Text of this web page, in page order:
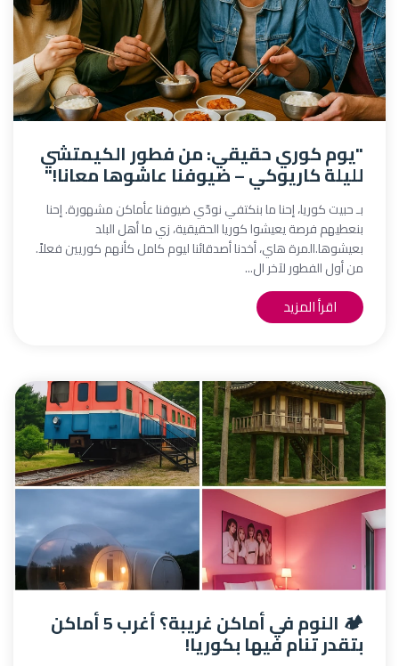
"يوم كوري حقيقي: من فطور الكيمتشي
لليلة كاريوكي – ضيوفنا عاشوها معانا!"
بـ حبيت كوريا، إحنا ما بنكتفي نودّي ضيوفنا عأماكن مشهورة. إحنا
بنعطيهم فرصة يعيشوا كوريا الحقيقية، زي ما أهل البلد
بعيشوها.المرة هاي، أخدنا أصدقائنا ليوم كامل كأنهم كوريين فعلاً.
من أول الفطور لآخر ال...
اقرأ المزيد
🏕️ النوم في أماكن غريبة؟ أغرب 5 أماكن
بتقدر تنام فيها بكوريا!